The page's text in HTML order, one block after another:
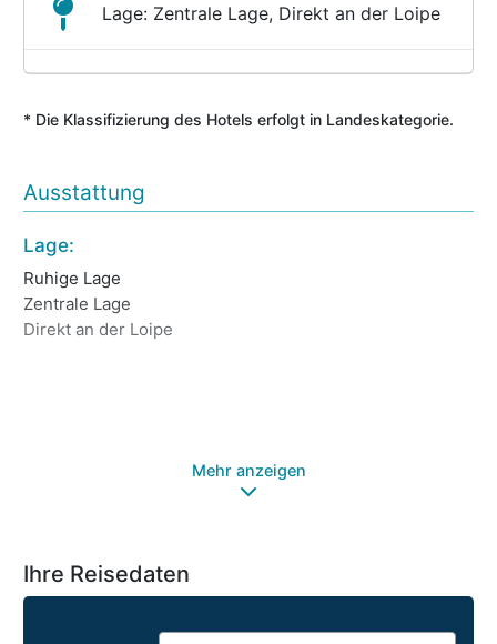
Lage: Zentrale Lage, Direkt an der Loipe
* Die Klassifizierung des Hotels erfolgt in Landeskategorie.
Ausstattung
Lage:
Ruhige Lage
Zentrale Lage
Direkt an der Loipe
Mehr anzeigen
Ihre Reisedaten